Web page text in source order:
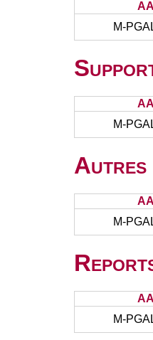
AA
M-
AA
M-
Autres
AA
M-
AA
M-